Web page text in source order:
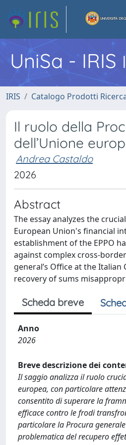
UniSa - IRIS
IRIS Catalogo Prodotti
Il ruolo della
dell’Unione
Andrea Castaldo
2026
Abstract
The essay analyzes the
European Union's financial
establishment of the EPPO
against complex cross-
general’s Office at the
recovery of sums
Scheda breve
Anno
2026
Breve descrizione dei
Il saggio analizza il ruolo
europea, con particolare
consentito di superare la
efficace contro le frodi
particolare la Procura
problematica del recupero